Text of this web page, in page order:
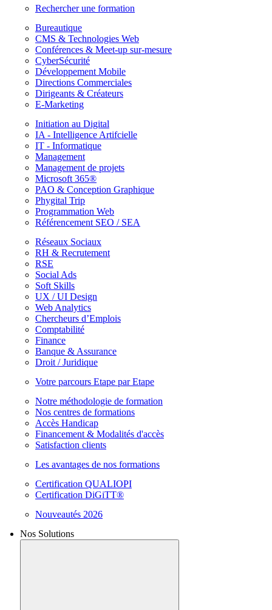
Rechercher une formation
Bureautique
CMS & Technologies Web
Conférences & Meet-up sur-mesure
CyberSécurité
Développement Mobile
Directions Commerciales
Dirigeants & Créateurs
E-Marketing
Initiation au Digital
IA - Intelligence Artifcielle
IT - Informatique
Management
Management de projets
Microsoft 365®
PAO & Conception Graphique
Phygital Trip
Programmation Web
Référencement SEO / SEA
Réseaux Sociaux
RH & Recrutement
RSE
Social Ads
Soft Skills
UX / UI Design
Web Analytics
Chercheurs d’Emplois
Comptabilité
Finance
Banque & Assurance
Droit / Juridique
Votre parcours Etape par Etape
Notre méthodologie de formation
Nos centres de formations
Accès Handicap
Financement & Modalités d'accès
Satisfaction clients
Les avantages de nos formations
Certification QUALIOPI
Certification DiGiTT®
Nouveautés 2026
Nos Solutions